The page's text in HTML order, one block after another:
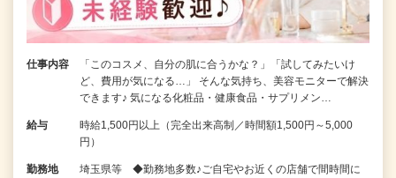
仕事内容
「このコスメ、自分の肌に合うかな？」「試してみたいけ
ど、費用が気になる…」 そんな気持ち、美容モニターで解決
できます♪ 気になる化粧品・健康食品・サプリメン…
給与
時給1,500円以上（完全出来高制／時間額1,500円～5,000
円）
勤務地
埼玉県等 ◆勤務地多数♪ご自宅やお近くの店舗で間時間に